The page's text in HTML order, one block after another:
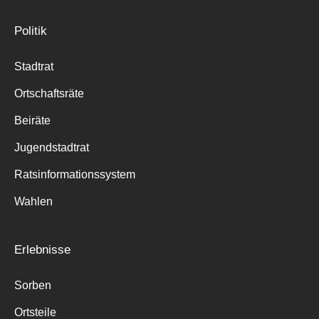
Politik
Stadtrat
Ortschaftsräte
Beiräte
Jugendstadtrat
Ratsinformationssystem
Wahlen
Erlebnisse
Sorben
Ortsteile